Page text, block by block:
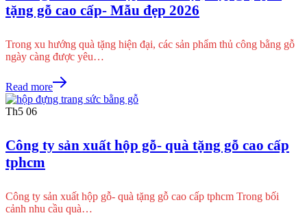
tặng gỗ cao cấp- Mẫu đẹp 2026
Trong xu hướng quà tặng hiện đại, các sản phẩm thủ công bằng gỗ
ngày càng được yêu…
Read more
Th5 06
Công ty sản xuất hộp gỗ- quà tặng gỗ cao cấp
tphcm
Công ty sản xuất hộp gỗ- quà tặng gỗ cao cấp tphcm Trong bối
cảnh nhu cầu quà…